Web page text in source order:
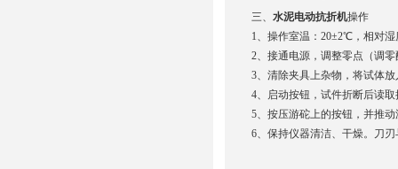
三、 水泥电动抗折机操作
1、操作室温：20±2℃，相对湿
2、接通电源，调整零点（调
3、清除夹具上杂物，将试体
4、启动按钮，试件折断后读
5、按压游砣上的按钮，并推
6、保持仪器清洁、干燥。刀